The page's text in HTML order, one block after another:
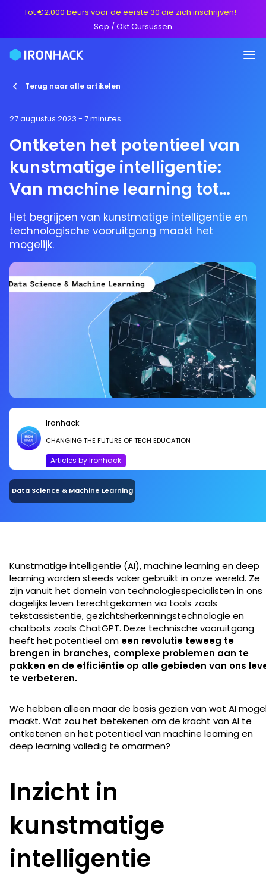
Tot €2.000 beurs voor de eerste 30 die zich inschrijven! -
Sep / Okt Cursussen
Terug naar alle artikelen
27 augustus 2023 - 7 minutes
Ontketen het potentieel van
kunstmatige intelligentie:
Van machine learning tot
deep learning
Het begrijpen van kunstmatige intelligentie en
technologische vooruitgang maakt het
mogelijk.
Ironhack
CHANGING THE FUTURE OF TECH EDUCATION
Articles by Ironhack
Data Science & Machine Learning
Kunstmatige intelligentie (AI), machine learning en deep
learning worden steeds vaker gebruikt in onze wereld. Ze
zijn vanuit het domein van technologiespecialisten in ons
dagelijks leven terechtgekomen via tools zoals
tekstassistentie, gezichtsherkenningstechnologie en
chatbots zoals ChatGPT. Deze technische vooruitgang
heeft het potentieel om een revolutie teweeg te
brengen in branches, complexe problemen aan te
pakken en de efficiëntie op alle gebieden van ons
te verbeteren.
We hebben alleen maar de basis gezien van wat AI
maakt. Wat zou het betekenen om de kracht van AI te
ontketenen en het potentieel van machine learning en
deep learning volledig te omarmen?
Inzicht in
kunstmatige
intelligentie